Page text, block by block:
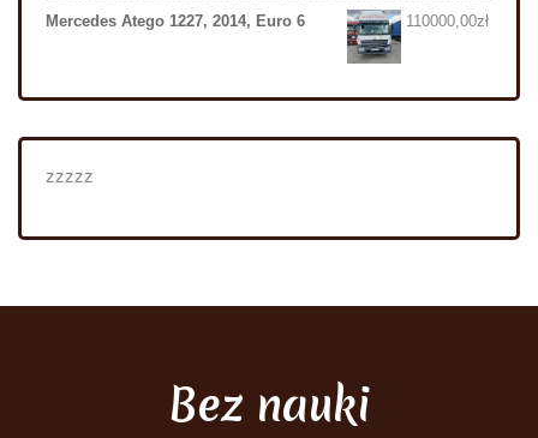
Mercedes Atego 1227, 2014, Euro 6 110000,00zł
zzzzz
Bez nauki